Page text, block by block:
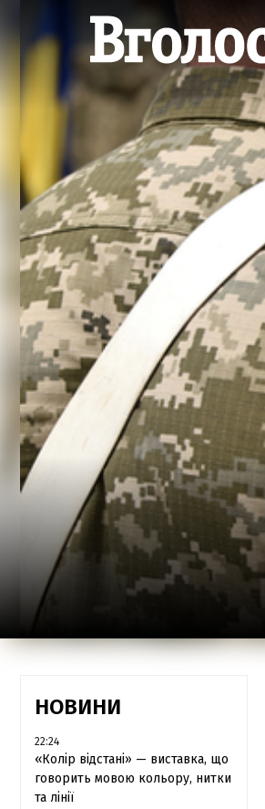
НОВИНИ
22:24
«Колір відстані» — виставка, що
говорить мовою кольору, нитки
та лінії